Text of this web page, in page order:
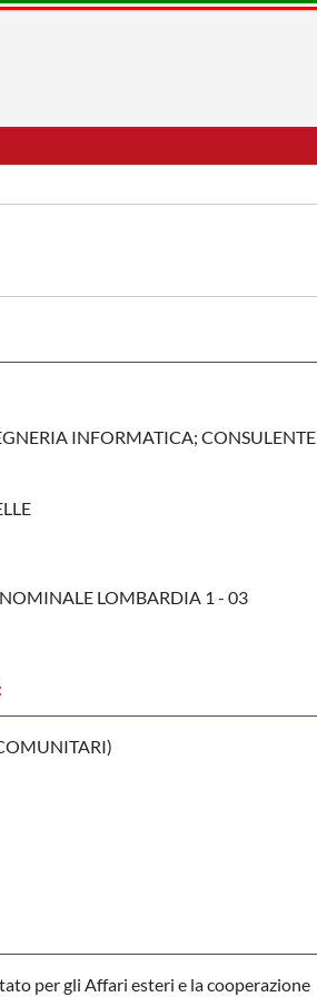
INFORMATICA; CONSULENTE
LOMBARDIA 1 - 03
per gli Affari esteri e la cooperazione